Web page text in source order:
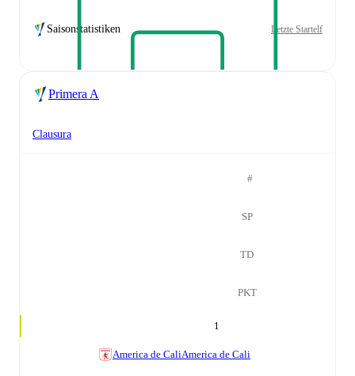
Saisonstatistiken Letzte Startelf
Primera A
Clausura
#
SP
TD
PKT
1
America de CaliAmerica de Cali